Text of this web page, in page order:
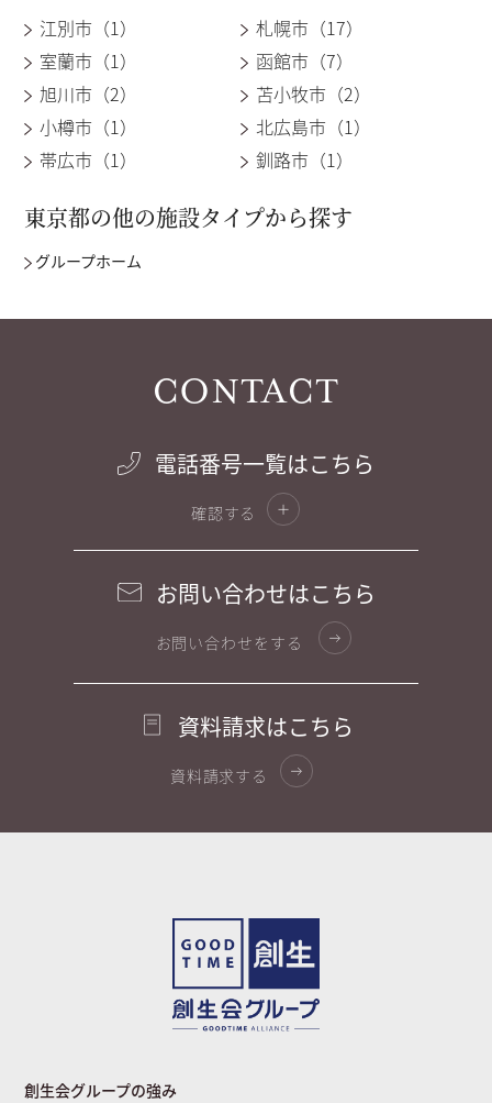
江別市（1）
札幌市（17）
室蘭市（1）
函館市（7）
旭川市（2）
苫小牧市（2）
小樽市（1）
北広島市（1）
帯広市（1）
釧路市（1）
東京都の他の施設タイプから探す
グループホーム
CONTACT
電話番号一覧はこちら
確認する
お問い合わせはこちら
お問い合わせをする
資料請求はこちら
資料請求する
創生会グループの強み